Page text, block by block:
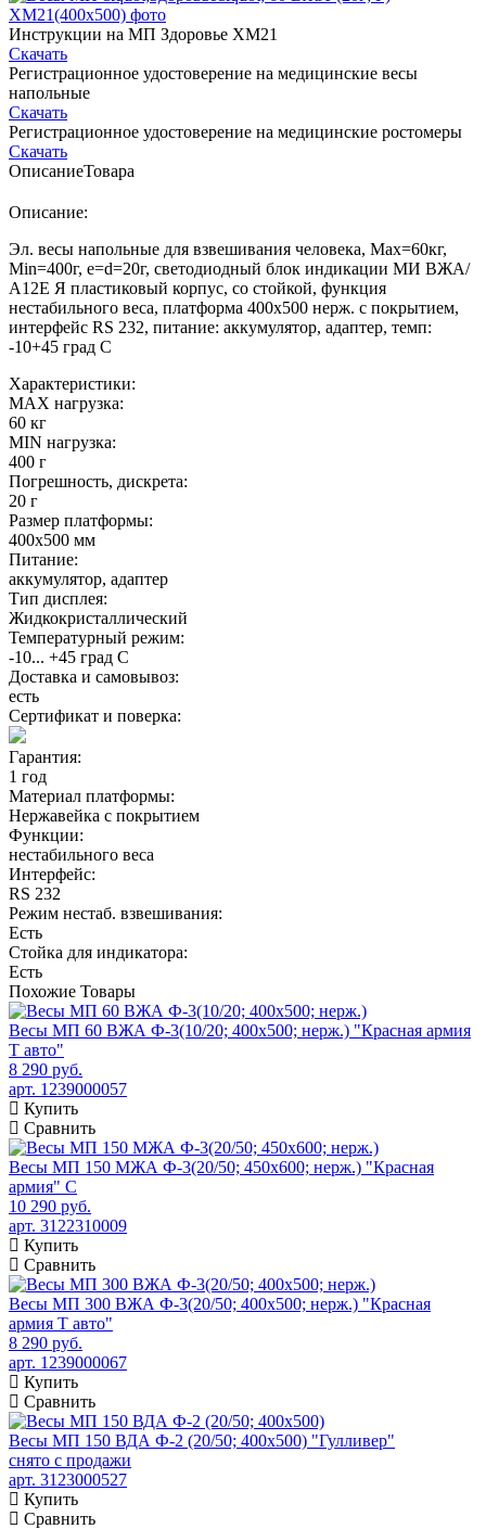
Инструкции на МП Здоровье ХМ21
Скачать
Регистрационное удостоверение на медицинские весы
напольные
Скачать
Регистрационное удостоверение на медицинские ростомеры
Скачать
ОписаниеТовара
Описание:
Эл. весы напольные для взвешивания человека, Мах=60кг,
Min=400г, e=d=20г, светодиодный блок индикации МИ ВЖА/
А12Е Я пластиковый корпус, со стойкой, функция
нестабильного веса, платформа 400х500 нерж. с покрытием,
интерфейс RS 232, питание: аккумулятор, адаптер, темп:
-10+45 град С
Характеристики:
MAX нагрузка:
60 кг
MIN нагрузка:
400 г
Погрешность, дискрета:
20 г
Размер платформы:
400х500 мм
Питание:
аккумулятор, адаптер
Тип дисплея:
Жидкокристаллический
Температурный режим:
-10... +45 град С
Доставка и самовывоз:
есть
Сертификат и поверка:
Гарантия:
1 год
Материал платформы:
Нержавейка с покрытием
Функции:
нестабильного веса
Интерфейс:
RS 232
Режим нестаб. взвешивания:
Есть
Стойка для индикатора:
Есть
Похожие Товары
Весы МП 60 ВЖА Ф-3(10/20; 400х500; нерж.) "Красная армия
Т авто"
8 290 руб.
арт. 1239000057
Купить
Сравнить
Весы МП 150 МЖА Ф-3(20/50; 450х600; нерж.) "Красная
армия" C
10 290 руб.
арт. 3122310009
Купить
Сравнить
Весы МП 300 ВЖА Ф-3(20/50; 400х500; нерж.) "Красная
армия Т авто"
8 290 руб.
арт. 1239000067
Купить
Сравнить
Весы МП 150 ВДА Ф-2 (20/50; 400х500) "Гулливер"
снято с продажи
арт. 3123000527
Купить
Сравнить